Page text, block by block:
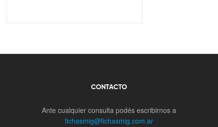
CONTACTO
Ante cualquier consulta podés escribirnos a
fichasmig@fichasmig.com.ar